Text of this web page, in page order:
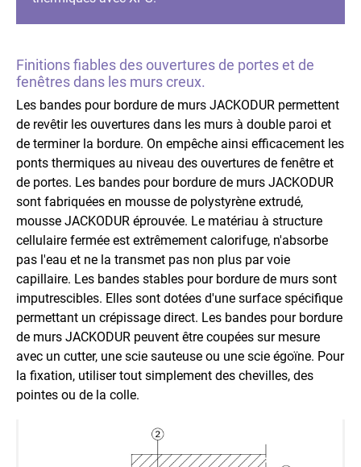
Finitions fiables des ouvertures de portes et de
fenêtres dans les murs creux.
Les bandes pour bordure de murs JACKODUR permettent
de revêtir les ouvertures dans les murs à double paroi et
de terminer la bordure. On empêche ainsi efficacement les
ponts thermiques au niveau des ouvertures de fenêtre et
de portes. Les bandes pour bordure de murs JACKODUR
sont fabriquées en mousse de polystyrène extrudé,
mousse JACKODUR éprouvée. Le matériau à structure
cellulaire fermée est extrêmement calorifuge, n'absorbe
pas l'eau et ne la transmet pas non plus par voie
capillaire. Les bandes stables pour bordure de murs sont
imputrescibles. Elles sont dotées d'une surface spécifique
permettant un crépissage direct. Les bandes pour bordure
de murs JACKODUR peuvent être coupées sur mesure
avec un cutter, une scie sauteuse ou une scie égoïne. Pour
la fixation, utiliser tout simplement des chevilles, des
pointes ou de la colle.